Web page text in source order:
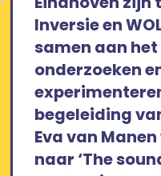
Inversie en
samen aan
onderzoeken
begeleiding
Eva van
naar ‘The